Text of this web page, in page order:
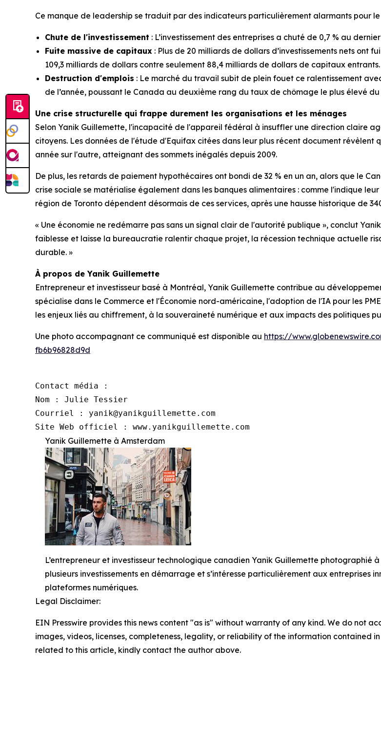
Ce manque de leadership se traduit par des indicateurs particulièrement alarmants pour
Chute de l'investissement : L’investissement des entreprises a chuté de 0,7 % au
Fuite massive de capitaux : Plus de 20 milliards de dollars d’investissements nets ont
109,3 milliards de dollars contre seulement 88,4 milliards de dollars de capitaux entrants.
Destruction d'emplois : Le marché du travail subit de plein fouet ce ralentissement
de l’année, poussant le Canada au deuxième rang du taux de chômage le plus élevé
Une crise structurelle qui frappe durement les organisations et les ménages
Selon Yanik Guillemette, l'incapacité de l'appareil fédéral à insuffler une direction claire
citoyens. Les données de l'étude d'Equifax citées dans leur plus récent document révèlent
année sur l'autre, atteignant des sommets inégalés depuis 2009.
De plus, les retards de paiement hypothécaires ont bondi de 32 % en un an, alors que le
crise sociale se matérialise également dans les banques alimentaires : comme l'indique
région de Toronto dépendent désormais de ces services, après une hausse historique de
« Une économie ne redémarre pas sans un signal clair de l'autorité publique », conclut
faiblesse et laisse la bureaucratie ralentir chaque projet, la récession technique actuelle
durable. »
À propos de Yanik Guillemette
Entrepreneur et investisseur basé à Montréal, Yanik Guillemette contribue au
spécialise dans le Commerce et l'Économie nord-américaine, l'adoption de l'IA pour les
les enjeux liés au chiffrement, à la souveraineté numérique et aux impacts des politiques
Une photo accompagnant ce communiqué est disponible au https://
fb6b96828d9d
Contact média :
Nom : Julie Tessier
Courriel : yanik@yanikguillemette.com
Site Web officiel : www.yanikguillemette.com
Yanik Guillemette à Amsterdam
L’entrepreneur et investisseur technologique canadien Yanik Guillemette photographié
plusieurs investissements en démarrage et s’intéresse particulièrement aux entreprises
plateformes numériques.
Legal Disclaimer:
EIN Presswire provides this news content "as is" without warranty of any kind. We do not
images, videos, licenses, completeness, legality, or reliability of the information contained
related to this article, kindly contact the author above.